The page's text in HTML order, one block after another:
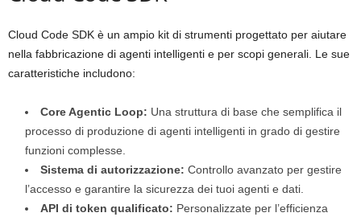
Cloud Code SDK è un ampio kit di strumenti progettato per aiutare
nella fabbricazione di agenti intelligenti e per scopi generali. Le sue
caratteristiche includono:
Core Agentic Loop: Una struttura di base che semplifica il
processo di produzione di agenti intelligenti in grado di gestire
funzioni complesse.
Sistema di autorizzazione: Controllo avanzato per gestire
l’accesso e garantire la sicurezza dei tuoi agenti e dati.
API di token qualificato: Personalizzate per l’efficienza